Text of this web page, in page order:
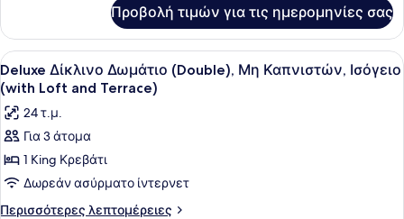
Ισόγειο
(with
Loft)
Δίκλινο
Δωμάτιο
(Twin),
Μη
Καπνιστών,
Ισόγειο
(with
Προβολή τιμών για τις ημερομηνίες σας
Προβολή
όλων
των
φωτογραφιών
για
Deluxe
Δίκλινο
Δωμάτιο
Ένα σύγχρονο δωμάτιο
6
Deluxe Δίκλινο Δωμάτιο (Double), Μη Καπνιστών, Ισόγειο
(with Loft and Terrace)
24 τ.μ.
Για 3 άτομα
1 King Κρεβάτι
Δωρεάν ασύρματο ίντερνετ
Περισσότερες λεπτομέρειες
Περισσότερες